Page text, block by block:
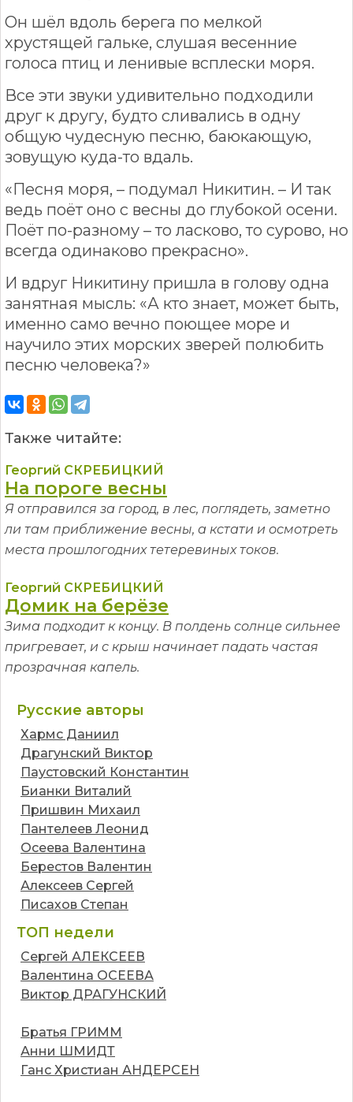
Он шёл вдоль берега по мелкой
хрустящей гальке, слушая весенние
голоса птиц и ленивые всплески моря.
Все эти звуки удивительно подходили
друг к другу, будто сливались в одну
общую чудесную песню, баюкающую,
зовущую куда-то вдаль.
«Песня моря, – подумал Никитин. – И так
ведь поёт оно с весны до глубокой осени.
Поёт по-разному – то ласково, то сурово, но
всегда одинаково прекрасно».
И вдруг Никитину пришла в голову одна
занятная мысль: «А кто знает, может быть,
именно само вечно поющее море и
научило этих морских зверей полюбить
песню человека?»
Также читайте:
Георгий СКРЕБИЦКИЙ
На пороге весны
Я отправился за город, в лес, поглядеть, заметно
ли там приближение весны, а кстати и осмотреть
места прошлогодних тетеревиных токов.
Георгий СКРЕБИЦКИЙ
Домик на берёзе
Зима подходит к концу. В полдень солнце сильнее
пригревает, и с крыш начинает падать частая
прозрачная капель.
Русские авторы
Хармс Даниил
Драгунский Виктор
Паустовский Константин
Бианки Виталий
Пришвин Михаил
Пантелеев Леонид
Осеева Валентина
Берестов Валентин
Алексеев Сергей
Писахов Степан
ТОП недели
Сергей АЛЕКСЕЕВ
Валентина ОСЕЕВА
Виктор ДРАГУНСКИЙ
Братья ГРИММ
Анни ШМИДТ
Ганс Христиан АНДЕРСЕН